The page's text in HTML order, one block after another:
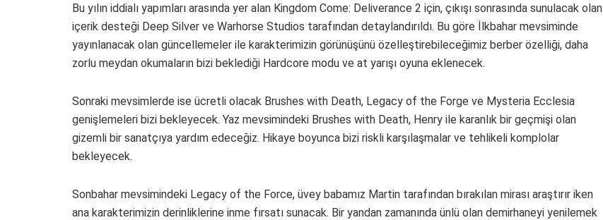
Bu yılın iddialı yapımları arasında yer alan Kingdom Come: Deliverance 2 için, çıkışı sonrasında sunulacak olan
içerik desteği Deep Silver ve Warhorse Studios tarafından detaylandırıldı. Bu göre İlkbahar mevsiminde
yayınlanacak olan güncellemeler ile karakterimizin görünüşünü özelleştirebileceğimiz berber özelliği, daha
zorlu meydan okumaların bizi beklediği Hardcore modu ve at yarışı oyuna eklenecek.
Sonraki mevsimlerde ise ücretli olacak Brushes with Death, Legacy of the Forge ve Mysteria Ecclesia
genişlemeleri bizi bekleyecek. Yaz mevsimindeki Brushes with Death, Henry ile karanlık bir geçmişi olan
gizemli bir sanatçıya yardım edeceğiz. Hikaye boyunca bizi riskli karşılaşmalar ve tehlikeli komplolar
bekleyecek.
Sonbahar mevsimindeki Legacy of the Force, üvey babamız Martin tarafından bırakılan mirası araştırır iken
ana karakterimizin derinliklerine inme fırsatı sunacak. Bir yandan zamanında ünlü olan demirhaneyi yenilemek